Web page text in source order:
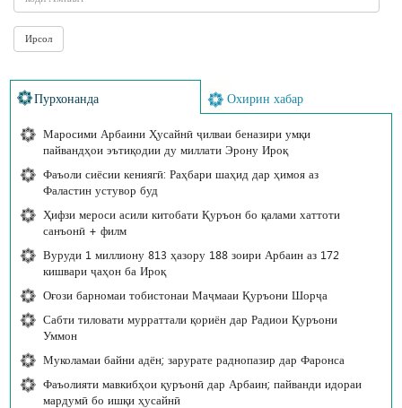
Пурхонанда Охирин хабар
Маросими Арбаини Ҳусайнӣ ҷилваи беназири умқи
пайвандҳои эътиқодии ду миллати Эрону Ироқ
Фаъоли сиёсии кениягӣ: Раҳбари шаҳид дар ҳимоя аз
Фаластин устувор буд
Ҳифзи мероси асили китобати Қуръон бо қалами хаттоти
санъонӣ + филм
Вуруди 1 миллиону 813 ҳазору 188 зоири Арбаин аз 172
кишвари ҷаҳон ба Ироқ
Оғози барномаи тобистонаи Маҷмааи Қуръони Шорҷа
Сабти тиловати мурраттали қориён дар Радиои Қуръони
Уммон
Муколамаи байни адён; зарурате раднопазир дар Фаронса
Фаъолияти мавкибҳои қуръонӣ дар Арбаин; пайванди идораи
мардумӣ бо ишқи ҳусайнӣ